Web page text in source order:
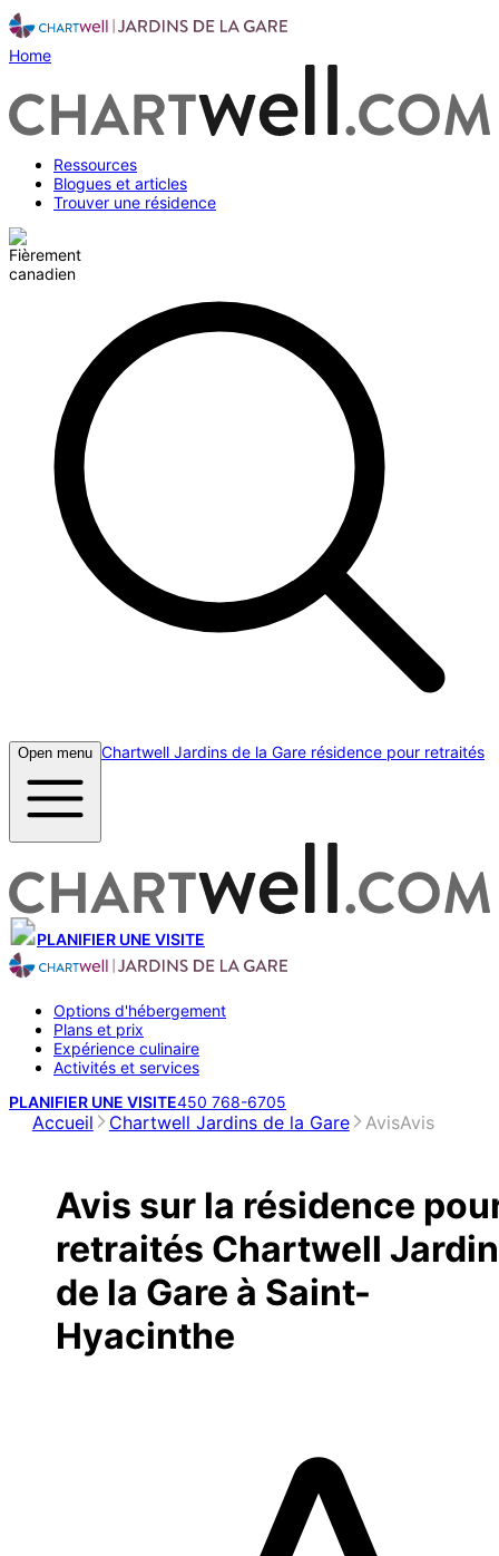
Home
Ressources
Blogues et articles
Trouver une résidence
Open menu Chartwell Jardins de la Gare résidence pour retraités
PLANIFIER UNE VISITE
Options d'hébergement
Plans et prix
Expérience culinaire
Activités et services
PLANIFIER UNE VISITE450 768-6705
Accueil Chartwell Jardins de la Gare AvisAvis
Avis sur la résidence
retraités Chartwell
de la Gare à Saint-
Hyacinthe